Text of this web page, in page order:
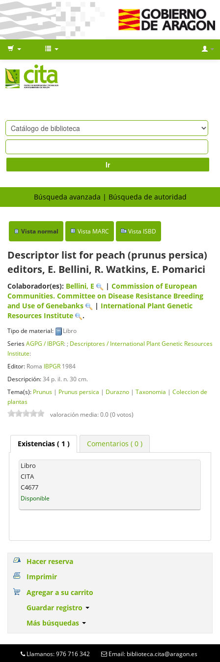
Ir
Búsqueda avanzada Búsqueda de autoridad
Vista normal Vista MARC Vista ISBD
Descriptor list for peach (prunus persica)
editors, E. Bellini, R. Watkins, E. Pomarici
Colaborador(es): Bellini, E | Commission of European
Communities. Committee on Disease Resistance Breeding
and Use of Genebanks
| International Plant Genetic
Resources Institute
.
Tipo de material:
Libro
SeriesAGPG / IBPGR: ; Descriptores / International Plant Genetic Resources
Institute:
Editor: Roma IBPGR 1984
Descripción: 34 p. il. n. 30 cm.
Tema(s): Prunus | Prunus persica | Durazno | Taxonomia | Coleccion de
plantas
valoración media: 0.0 (0 votos)
Existencias( 1 ) Comentarios ( 0 )
Libro
CITA
C4677
Disponible
Hacer reserva
Imprimir
Agregar a su carrito
Guardar registro
Más búsquedas
Llamanos: 976 716 342 Email: biblioteca.cita@aragon.es